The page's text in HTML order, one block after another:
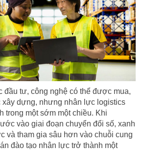
đầu tư, công nghệ có thể được mua,
xây dựng, nhưng nhân lực logistics
trong một sớm một chiều. Khi
vào giai đoạn chuyển đổi số, xanh
và tham gia sâu hơn vào chuỗi cung
đào tạo nhân lực trở thành một